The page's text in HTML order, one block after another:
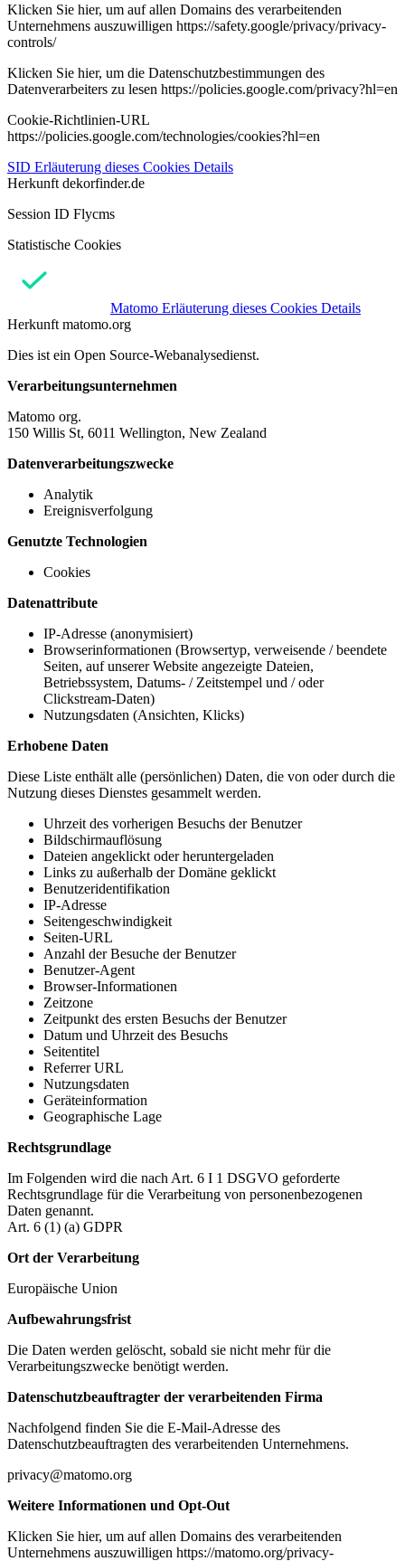
Klicken Sie hier, um auf allen Domains des verarbeitenden
Unternehmens auszuwilligen https://safety.google/privacy/privacy-
controls/
Klicken Sie hier, um die Datenschutzbestimmungen des
Datenverarbeiters zu lesen https://policies.google.com/privacy?hl=en
Cookie-Richtlinien-URL
https://policies.google.com/technologies/cookies?hl=en
SID Erläuterung dieses Cookies Details
Herkunft dekorfinder.de
Session ID Flycms
Statistische Cookies
Matomo Erläuterung dieses Cookies Details
Herkunft matomo.org
Dies ist ein Open Source-Webanalysedienst.
Verarbeitungsunternehmen
Matomo org.
150 Willis St, 6011 Wellington, New Zealand
Datenverarbeitungszwecke
Analytik
Ereignisverfolgung
Genutzte Technologien
Cookies
Datenattribute
IP-Adresse (anonymisiert)
Browserinformationen (Browsertyp, verweisende / beendete
Seiten, auf unserer Website angezeigte Dateien,
Betriebssystem, Datums- / Zeitstempel und / oder
Clickstream-Daten)
Nutzungsdaten (Ansichten, Klicks)
Erhobene Daten
Diese Liste enthält alle (persönlichen) Daten, die von oder durch die
Nutzung dieses Dienstes gesammelt werden.
Uhrzeit des vorherigen Besuchs der Benutzer
Bildschirmauflösung
Dateien angeklickt oder heruntergeladen
Links zu außerhalb der Domäne geklickt
Benutzeridentifikation
IP-Adresse
Seitengeschwindigkeit
Seiten-URL
Anzahl der Besuche der Benutzer
Benutzer-Agent
Browser-Informationen
Zeitzone
Zeitpunkt des ersten Besuchs der Benutzer
Datum und Uhrzeit des Besuchs
Seitentitel
Referrer URL
Nutzungsdaten
Geräteinformation
Geographische Lage
Rechtsgrundlage
Im Folgenden wird die nach Art. 6 I 1 DSGVO geforderte
Rechtsgrundlage für die Verarbeitung von personenbezogenen
Daten genannt.
Art. 6 (1) (a) GDPR
Ort der Verarbeitung
Europäische Union
Aufbewahrungsfrist
Die Daten werden gelöscht, sobald sie nicht mehr für die
Verarbeitungszwecke benötigt werden.
Datenschutzbeauftragter der verarbeitenden Firma
Nachfolgend finden Sie die E-Mail-Adresse des
Datenschutzbeauftragten des verarbeitenden Unternehmens.
privacy@matomo.org
Weitere Informationen und Opt-Out
Klicken Sie hier, um auf allen Domains des verarbeitenden
Unternehmens auszuwilligen https://matomo.org/privacy-